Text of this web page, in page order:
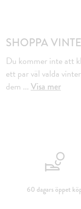
SHOPPA
Du kommer inte att
ett par väl valda
dem ...Visa mer
60 dagars öppet